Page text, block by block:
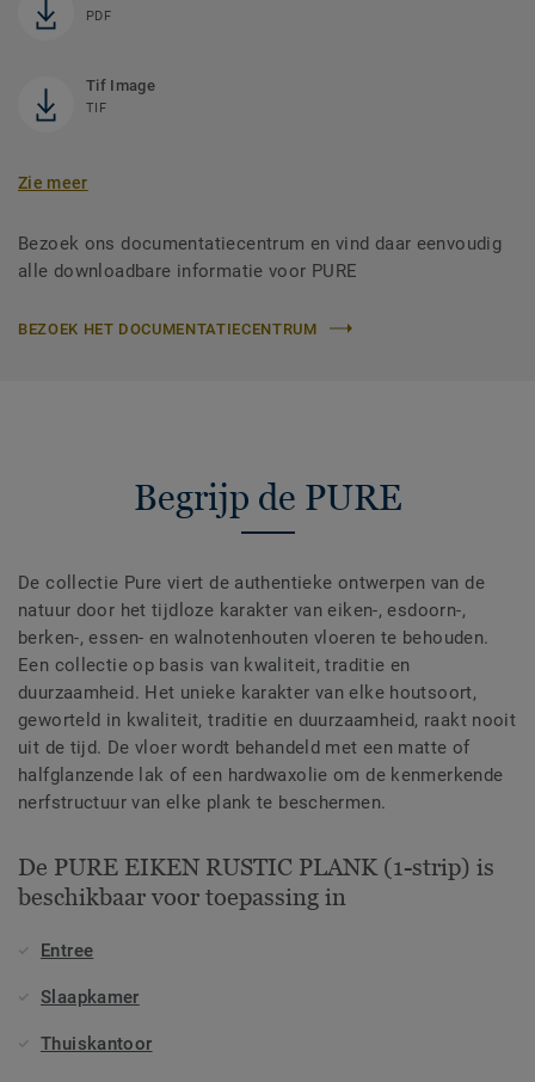
PDF
Tif Image
TIF
Zie meer
Bezoek ons documentatiecentrum en vind daar eenvoudig
alle downloadbare informatie voor PURE
BEZOEK HET DOCUMENTATIECENTRUM
Begrijp de PURE
De collectie Pure viert de authentieke ontwerpen van de
natuur door het tijdloze karakter van eiken-, esdoorn-,
berken-, essen- en walnotenhouten vloeren te behouden.
Een collectie op basis van kwaliteit, traditie en
duurzaamheid. Het unieke karakter van elke houtsoort,
geworteld in kwaliteit, traditie en duurzaamheid, raakt nooit
uit de tijd. De vloer wordt behandeld met een matte of
halfglanzende lak of een hardwaxolie om de kenmerkende
nerfstructuur van elke plank te beschermen.
De PURE EIKEN RUSTIC PLANK (1-strip) is
beschikbaar voor toepassing in
Entree
Slaapkamer
Thuiskantoor